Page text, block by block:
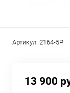
Артикул: 2164-5P
13 900